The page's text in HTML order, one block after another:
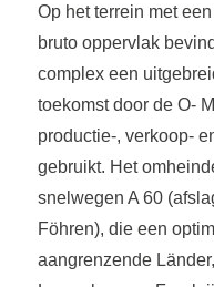
Op het terrein met
bruto oppervlak
complex een
toekomst door de O-
productie-, verkoop-
gebruikt. Het
snelwegen A 60
Föhren), die een
aangrenzende